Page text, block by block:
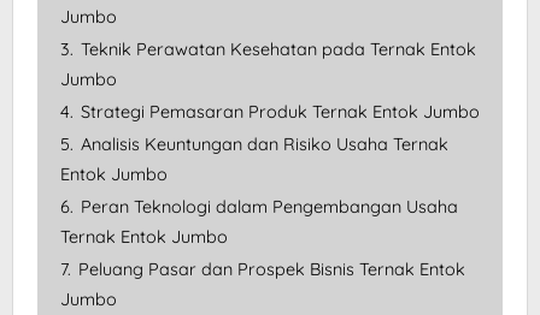
Jumbo
3. Teknik Perawatan Kesehatan pada Ternak Entok
Jumbo
4. Strategi Pemasaran Produk Ternak Entok Jumbo
5. Analisis Keuntungan dan Risiko Usaha Ternak
Entok Jumbo
6. Peran Teknologi dalam Pengembangan Usaha
Ternak Entok Jumbo
7. Peluang Pasar dan Prospek Bisnis Ternak Entok
Jumbo